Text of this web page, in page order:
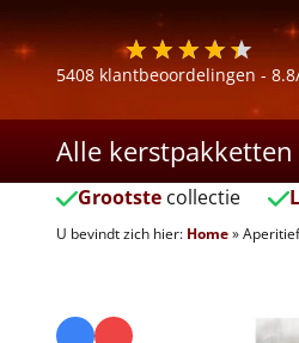
5408 klantbeoordelingen - 8.8
Alle
Grootste collectie
U bevindt zich hier: Home»